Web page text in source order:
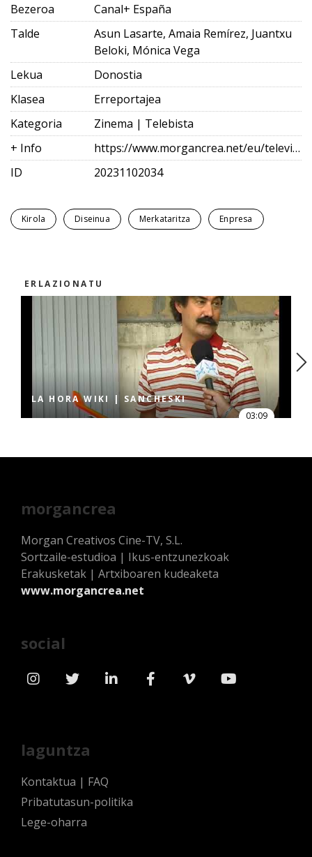
Bezeroa
Canal+ España
Talde
Asun Lasarte, Amaia Remírez, Juantxu
Beloki, Mónica Vega
Lekua
Donostia
Klasea
Erreportajea
Kategoria
Zinema | Telebista
+ Info
https://www.morgancrea.net/eu/television.html
ID
20231102034
Kirola Diseinua Merkataritza Enpresa
ERLAZIONATU
LA HORA WIKI | SANCHESKI
03:09
morgancrea
Morgan Creativos Cine-TV, S.L.
Sortzaile-estudioa | Ikus-entzunezkoak
Erakusketak | Artxiboaren kudeaketa
www.morgancrea.net
social
laguntza
Kontaktua | FAQ
Pribatutasun-politika
Lege-oharra